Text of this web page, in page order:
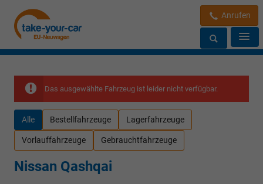
Anrufen
Das ausgewählte Fahrzeug ist leider nicht verfügbar.
Alle Bestellfahrzeuge Lagerfahrzeuge
Vorlauffahrzeuge Gebrauchtfahrzeuge
Nissan Qashqai